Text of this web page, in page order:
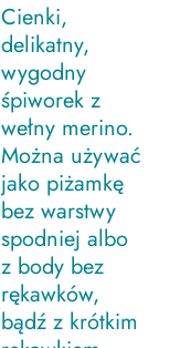
Cienki,
delikatny,
wygodny
śpiworek z
wełny merino.
Można używać
jako piżamkę
bez warstwy
spodniej albo
z body bez
rękawków,
bądź z krótkim